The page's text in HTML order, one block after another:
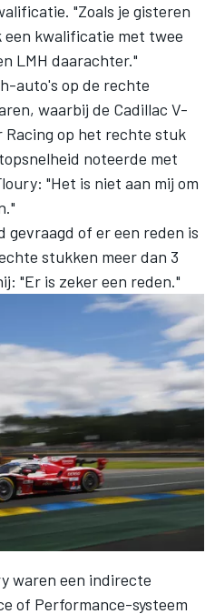
"Zoals je gisteren
een kwalificatie met twee
LMH daarachter."
auto's op de rechte
waarbij de Cadillac V-
Racing op het rechte stuk
noteerde met
"Het is niet aan mij om
gevraagd of er een reden is
stukken meer dan 3
"Er is zeker een reden."
waren een indirecte
of Performance-systeem